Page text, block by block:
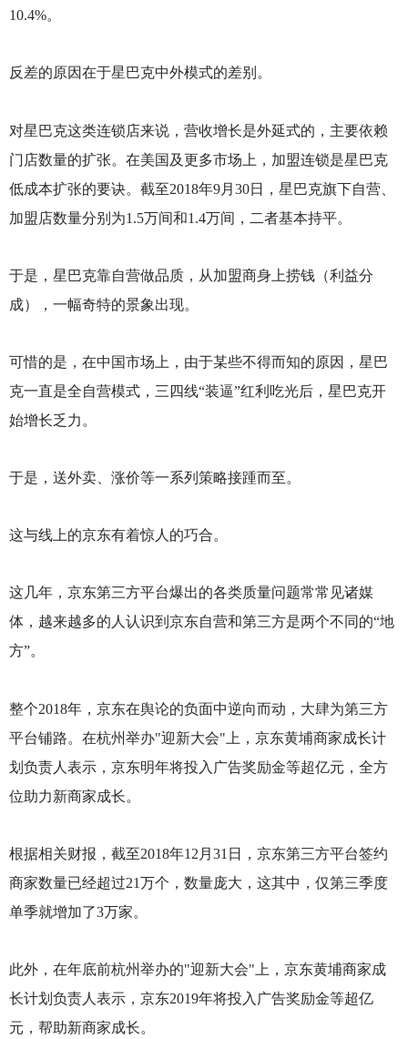
10.4%。
反差的原因在于星巴克中外模式的差别。
对星巴克这类连锁店来说，营收增长是外延式的，主要依赖
门店数量的扩张。在美国及更多市场上，加盟连锁是星巴克
低成本扩张的要诀。截至2018年9月30日，星巴克旗下自营、
加盟店数量分别为1.5万间和1.4万间，二者基本持平。
于是，星巴克靠自营做品质，从加盟商身上捞钱（利益分
成），一幅奇特的景象出现。
可惜的是，在中国市场上，由于某些不得而知的原因，星巴
克一直是全自营模式，三四线“装逼”红利吃光后，星巴克开
始增长乏力。
于是，送外卖、涨价等一系列策略接踵而至。
这与线上的京东有着惊人的巧合。
这几年，京东第三方平台爆出的各类质量问题常常见诸媒
体，越来越多的人认识到京东自营和第三方是两个不同的“地
方”。
整个2018年，京东在舆论的负面中逆向而动，大肆为第三方
平台铺路。在杭州举办"迎新大会"上，京东黄埔商家成长计
划负责人表示，京东明年将投入广告奖励金等超亿元，全方
位助力新商家成长。
根据相关财报，截至2018年12月31日，京东第三方平台签约
商家数量已经超过21万个，数量庞大，这其中，仅第三季度
单季就增加了3万家。
此外，在年底前杭州举办的"迎新大会"上，京东黄埔商家成
长计划负责人表示，京东2019年将投入广告奖励金等超亿
元，帮助新商家成长。